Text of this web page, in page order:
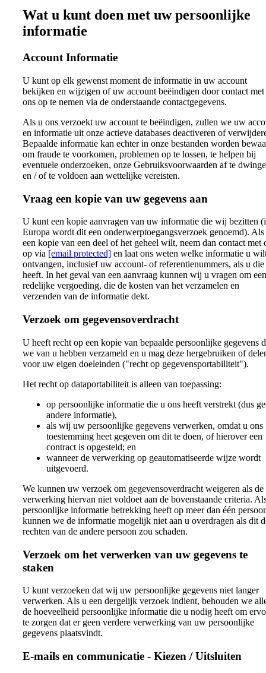
Wat u kunt doen met uw persoonlijke
informatie
Account Informatie
U kunt op elk gewenst moment de informatie in uw account
bekijken en wijzigen of uw account beëindigen door contact met
ons op te nemen via de onderstaande contactgegevens.
Als u ons verzoekt uw account te beëindigen, zullen we uw
en informatie uit onze actieve databases deactiveren of
Bepaalde informatie kan echter in onze bestanden worden
om fraude te voorkomen, problemen op te lossen, te helpen bij
eventuele onderzoeken, onze Gebruiksvoorwaarden af te
en / of te voldoen aan wettelijke vereisten.
Vraag een kopie van uw gegevens aan
U kunt een kopie aanvragen van uw informatie die wij bezitten
Europa wordt dit een onderwerptoegangsverzoek genoemd). Als
een kopie van een deel of het geheel wilt, neem dan contact met
op via [email protected] en laat ons weten welke informatie u
ontvangen, inclusief uw account- of referentienummers, als u die
heeft. In het geval van een aanvraag kunnen wij u vragen om een
redelijke vergoeding, die de kosten van het verzamelen en
verzenden van de informatie dekt.
Verzoek om gegevensoverdracht
U heeft recht op een kopie van bepaalde persoonlijke gegevens
we van u hebben verzameld en u mag deze hergebruiken of
voor uw eigen doeleinden ("recht op gegevensportabiliteit").
Het recht op dataportabiliteit is alleen van toepassing:
op persoonlijke informatie die u ons heeft verstrekt (dus
andere informatie),
als wij uw persoonlijke gegevens verwerken, omdat u ons
toestemming heet gegeven om dit te doen, of hierover een
contract is opgesteld; en
wanneer de verwerking op geautomatiseerde wijze wordt
uitgevoerd.
We kunnen uw verzoek om gegevensoverdracht weigeren als de
verwerking hiervan niet voldoet aan de bovenstaande criteria.
persoonlijke informatie betrekking heeft op meer dan één
kunnen we de informatie mogelijk niet aan u overdragen als dit
rechten van de andere persoon zou schaden.
Verzoek om het verwerken van uw gegevens te
staken
U kunt verzoeken dat wij uw persoonlijke gegevens niet langer
verwerken. Als u een dergelijk verzoek indient, behouden we
de hoeveelheid persoonlijke informatie die u nodig heeft om
te zorgen dat er geen verdere verwerking van uw persoonlijke
gegevens plaatsvindt.
E-mails en communicatie - Kiezen / Uitsluiten